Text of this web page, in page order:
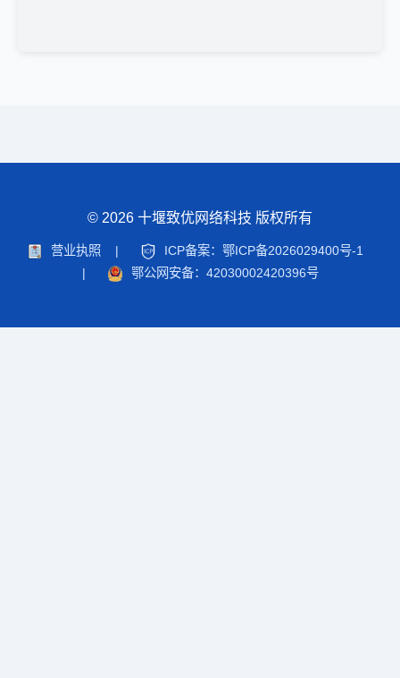
© 2026 十堰致优网络科技 版权所有
营业执照 |
ICP备案：鄂ICP备2026029400号-1
|
鄂公网安备：42030002420396号